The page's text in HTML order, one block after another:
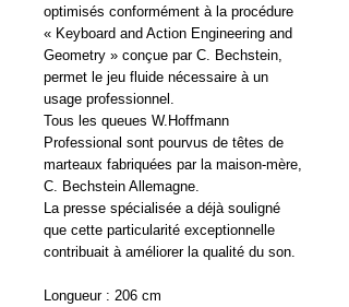
optimisés conformément à la procédure
« Keyboard and Action Engineering and
Geometry » conçue par C. Bechstein,
permet le jeu fluide nécessaire à un
usage professionnel.
Tous les queues W.Hoffmann
Professional sont pourvus de têtes de
marteaux fabriquées par la maison-mère,
C. Bechstein Allemagne.
La presse spécialisée a déjà souligné
que cette particularité exceptionnelle
contribuait à améliorer la qualité du son.
Longueur : 206 cm